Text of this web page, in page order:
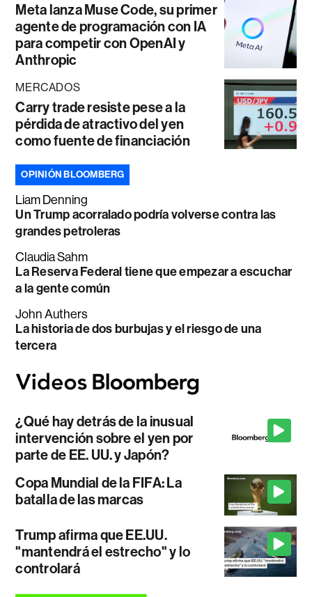
Meta lanza Muse Code, su primer
agente de programación con IA
para competir con OpenAI y
Anthropic
MERCADOS
Carry trade resiste pese a la
pérdida de atractivo del yen
como fuente de financiación
OPINIÓN BLOOMBERG
Liam Denning
Un Trump acorralado podría volverse contra las
grandes petroleras
Claudia Sahm
La Reserva Federal tiene que empezar a escuchar
a la gente común
John Authers
La historia de dos burbujas y el riesgo de una
tercera
¿Qué hay detrás de la inusual
intervención sobre el yen por
parte de EE. UU. y Japón?
Copa Mundial de la FIFA: La
batalla de las marcas
Trump afirma que EE.UU.
"mantendrá el estrecho" y lo
controlará